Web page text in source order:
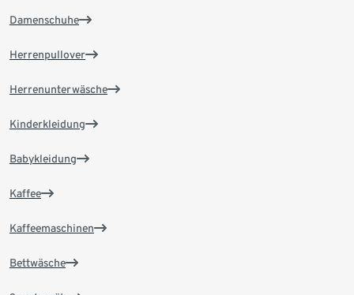
Damenschuhe
Herrenpullover
Herrenunterwäsche
Kinderkleidung
Babykleidung
Kaffee
Kaffeemaschinen
Bettwäsche